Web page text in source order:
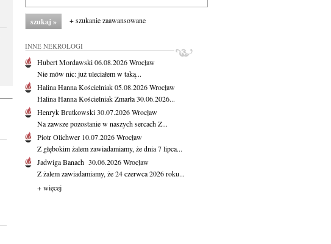
+ szukanie zaawansowane
INNE NEKROLOGI
Hubert Mordawski06.08.2026Wrocław
Nie mów nic: już uleciałem w taką...
Halina Hanna Kościelniak05.08.2026Wrocław
Halina Hanna Kościelniak Zmarła 30.06.2026...
Henryk Brutkowski30.07.2026Wrocław
Na zawsze pozostanie w naszych sercach Z...
Piotr Olichwer 10.07.2026Wrocław
Z głębokim żalem zawiadamiamy, że dnia 7 lipca...
Jadwiga Banach 30.06.2026Wrocław
Z żalem zawiadamiamy, że 24 czerwca 2026 roku...
+ więcej